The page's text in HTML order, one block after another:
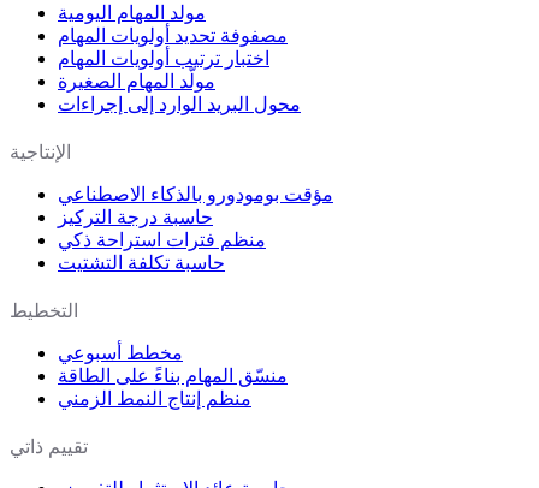
مولد المهام اليومية
مصفوفة تحديد أولويات المهام
اختبار ترتيب أولويات المهام
مولّد المهام الصغيرة
محول البريد الوارد إلى إجراءات
الإنتاجية
مؤقت بومودورو بالذكاء الاصطناعي
حاسبة درجة التركيز
منظم فترات استراحة ذكي
حاسبة تكلفة التشتيت
التخطيط
مخطط أسبوعي
منسّق المهام بناءً على الطاقة
منظم إنتاج النمط الزمني
تقييم ذاتي